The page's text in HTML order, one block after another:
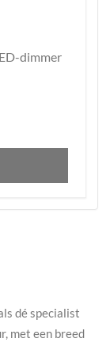
dimmer
dé specialist
met een breed